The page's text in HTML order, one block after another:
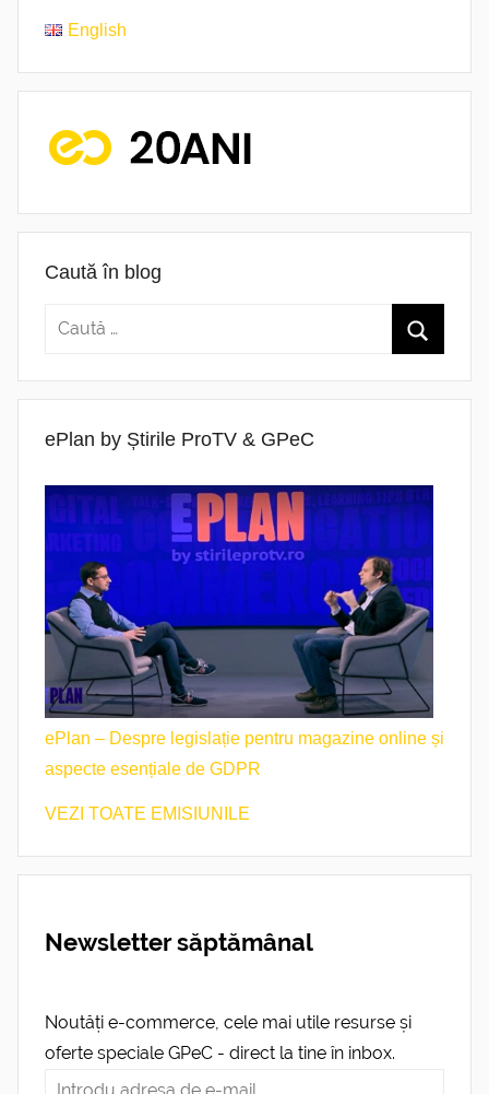
English
Caută în blog
ePlan by Știrile ProTV & GPeC
ePlan – Despre legislație pentru magazine online și
aspecte esențiale de GDPR
VEZI TOATE EMISIUNILE
Newsletter săptămânal
Noutăți e-commerce, cele mai utile resurse și
oferte speciale GPeC - direct la tine în inbox.